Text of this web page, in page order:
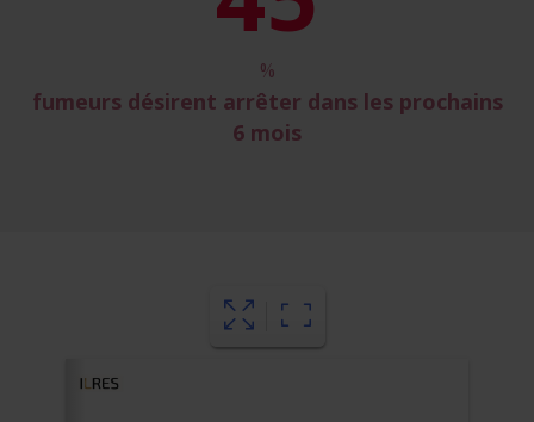
%
fumeurs désirent arrêter dans les prochains
6 mois